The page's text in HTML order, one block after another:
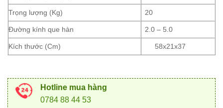
Trọng lượng (Kg) 20
Đường kính que hàn 2.0 – 5.0
Kích thước (Cm) 58x21x37
Hotline mua hàng
0784 88 44 53